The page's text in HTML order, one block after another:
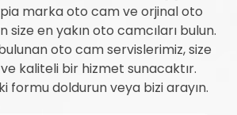
marka oto cam ve orjinal oto
size en yakın oto camcıları bulun.
oto cam servislerimiz, size
kaliteli bir hizmet sunacaktır.
formu doldurun veya bizi arayın.